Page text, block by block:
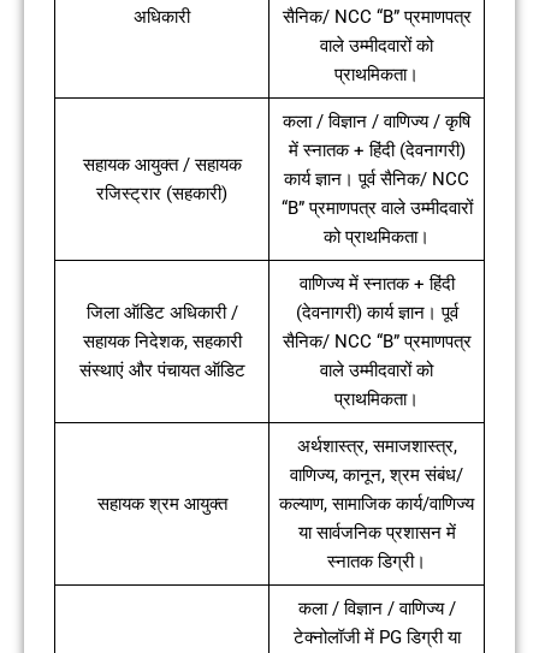
अधिकारी
सैनिक/ NCC “B” प्रमाणपत्र
वाले उम्मीदवारों को
प्राथमिकता।
सहायक आयुक्त / सहायक
रजिस्ट्रार (सहकारी)
कला / विज्ञान / वाणिज्य / कृषि
में स्नातक + हिंदी (देवनागरी)
कार्य ज्ञान। पूर्व सैनिक/ NCC
“B” प्रमाणपत्र वाले उम्मीदवारों
को प्राथमिकता।
जिला ऑडिट अधिकारी /
सहायक निदेशक, सहकारी
संस्थाएं और पंचायत ऑडिट
वाणिज्य में स्नातक + हिंदी
(देवनागरी) कार्य ज्ञान। पूर्व
सैनिक/ NCC “B” प्रमाणपत्र
वाले उम्मीदवारों को
प्राथमिकता।
सहायक श्रम आयुक्त
अर्थशास्त्र, समाजशास्त्र,
वाणिज्य, कानून, श्रम संबंध/
कल्याण, सामाजिक कार्य/वाणिज्य
या सार्वजनिक प्रशासन में
स्नातक डिग्री।
कला / विज्ञान / वाणिज्य /
टेक्नोलॉजी में PG डिग्री या